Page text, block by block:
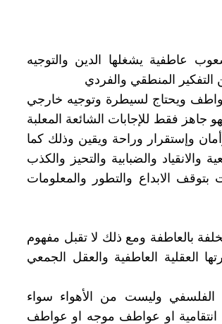
عاطفية يشغلها الدين والتوجيه
التفكير المنطقي والفردي
ويحتاج لسيطرة وتوجيه خارجي
فقط للإجابات الشائعة المعلبة
وإستقرار وراحة ويقين وذلك كما
والضبابية والتحيز والكذب
الابداع والتطور والمعلومات
بالعاطفة ومع ذلك لا تقبل مفهوم
العقلية العاطفية والعقل الجمعي
الفلسفي وليست من الأهواء سواء
او عواطف موجه او عواطف